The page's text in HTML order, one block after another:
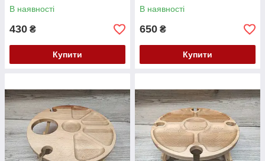
В наявності
430 ₴
Купити
В наявності
650 ₴
Купити